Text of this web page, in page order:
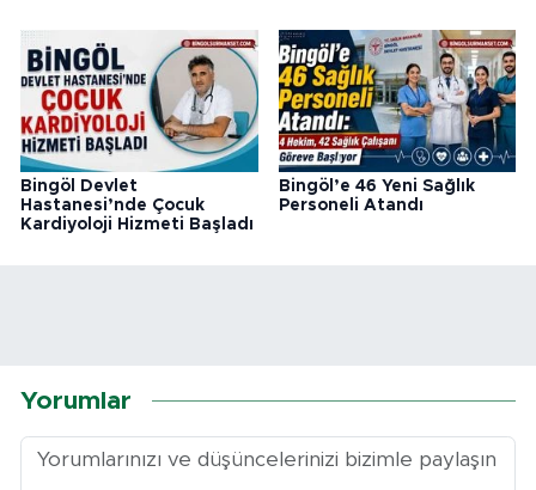
Bingöl Devlet
Hastanesi’nde Çocuk
Kardiyoloji Hizmeti Başladı
Bingöl’e 46 Yeni Sağlık
Personeli Atandı
Yorumlar